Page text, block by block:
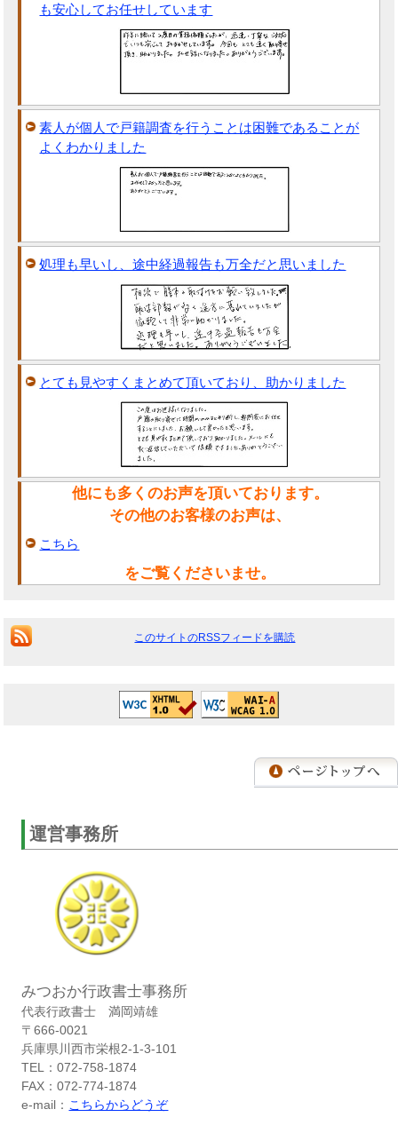
も安心してお任せしています
素人が個人で戸籍調査を行うことは困難であることが
よくわかりました
処理も早いし、途中経過報告も万全だと思いました
とても見やすくまとめて頂いており、助かりました
他にも多くのお声を頂いております。
その他のお客様のお声は、
こちら
をご覧くださいませ。
このサイトのRSSフィードを購読
運営事務所
みつおか行政書士事務所
代表行政書士 満岡靖雄
〒666-0021
兵庫県川西市栄根2-1-3-101
TEL：072-758-1874
FAX：072-774-1874
e-mail： こちらからどうぞ